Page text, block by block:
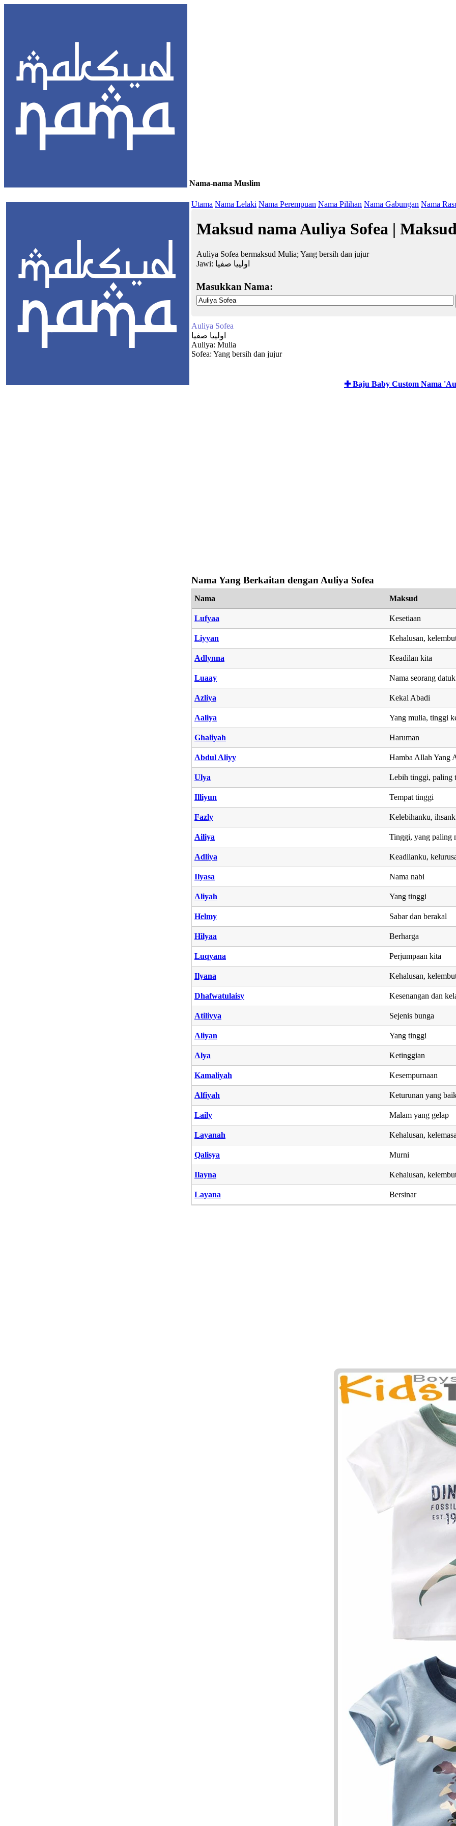
Nama-nama Muslim
Utama Nama Lelaki Nama Perempuan Nama Pilihan Nama Gabungan Nama
Maksud nama Auliya Sofea |
Auliya Sofea bermaksud Mulia; Yang bersih dan jujur
Jawi: اولييا صفيا
Masukkan Nama:
Auliya Sofea
اولييا صفيا
Auliya: Mulia
Sofea: Yang bersih dan jujur
✚ Baju Baby Custom Nama
Nama Yang Berkaitan dengan Auliya Sofea
Nama Maksud
Lufyaa Kesetiaan
Liyyan Kehalusan,
Adlynna Keadilan kita
Luaay Nama seorang
Azliya Kekal Abadi
Aaliya Yang mulia, tinggi
Ghaliyah Haruman
Abdul Aliyy Hamba Allah Yang
Ulya Lebih tinggi, paling
Illiyun Tempat tinggi
Fazly Kelebihanku,
Ailiya Tinggi, yang paling
Adliya Keadilanku,
Ilyasa Nama nabi
Aliyah Yang tinggi
Helmy Sabar dan berakal
Hilyaa Berharga
Luqyana Perjumpaan kita
Ilyana Kehalusan,
Dhafwatulaisy Kesenangan dan
Atiliyya Sejenis bunga
Aliyan Yang tinggi
Alya Ketinggian
Kamaliyah Kesempurnaan
Alfiyah Keturunan yang
Laily Malam yang gelap
Layanah Kehalusan,
Qalisya Murni
Ilayna Kehalusan,
Layana Bersinar